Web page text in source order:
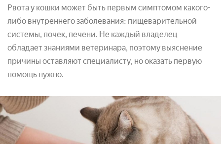
Рвота у кошки может быть первым симптомом какого-
либо внутреннего заболевания: пищеварительной
системы, почек, печени. Не каждый владелец
обладает знаниями ветеринара, поэтому выяснение
причины оставляют специалисту, но оказать первую
помощь нужно.